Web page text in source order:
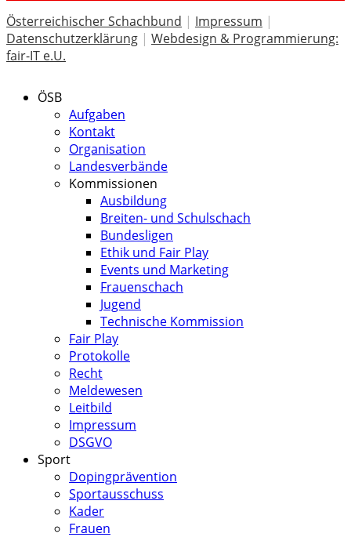
Österreichischer Schachbund | Impressum |
Datenschutzerklärung | Webdesign & Programmierung:
fair-IT e.U.
ÖSB
Aufgaben
Kontakt
Organisation
Landesverbände
Kommissionen
Ausbildung
Breiten- und Schulschach
Bundesligen
Ethik und Fair Play
Events und Marketing
Frauenschach
Jugend
Technische Kommission
Fair Play
Protokolle
Recht
Meldewesen
Leitbild
Impressum
DSGVO
Sport
Dopingprävention
Sportausschuss
Kader
Frauen